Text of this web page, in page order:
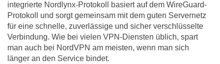
integrierte Nordlynx-Protokoll basiert auf dem WireGuard-
Protokoll und sorgt gemeinsam mit dem guten Servernetz
für eine schnelle, zuverlässige und sicher verschlüsselte
Verbindung. Wie bei vielen VPN-Diensten üblich, spart
man auch bei NordVPN am meisten, wenn man sich
länger an den Service bindet.